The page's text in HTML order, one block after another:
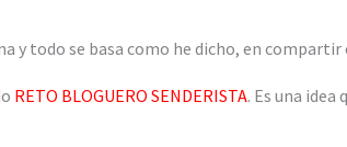
y todo se basa como he dicho, en
RETO BLOGUERO SENDERISTA. Es una